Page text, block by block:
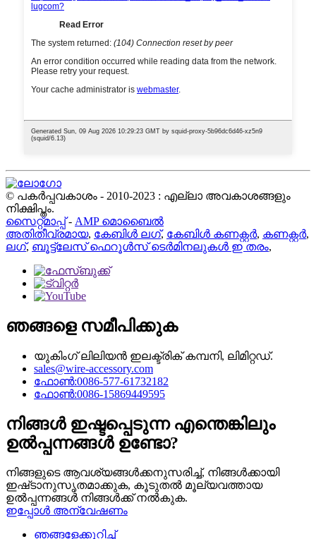
© പകർപ്പവകാശം - 2010-2023 : എല്ലാ അവകാശങ്ങളും
നിക്ഷിപ്തം.
സൈറ്റ്മാപ്പ്- AMP മൊബൈൽ
അതിതീവ്രമായ, കേബിൾ ലഗ്, കേബിൾ കണക്റ്റർ, കണക്റ്റർ,
ലഗ്, ബൂട്ട്ലേസ് ഫെറൂൾസ് ടെർമിനലുകൾ ഇ തരം,
ഞങ്ങളെ സമീപിക്കുക
യുകിംഗ് ലിലിയൻ ഇലക്ട്രിക് കമ്പനി, ലിമിറ്റഡ്.
sales@wire-accessory.com
ഫോൺ:0086-577-61732182
ഫോൺ:0086-15869449595
നിങ്ങൾ ഇഷ്ടപ്പെടുന്ന എന്തെങ്കിലും
ഉൽപ്പന്നങ്ങൾ ഉണ്ടോ?
നിങ്ങളുടെ ആവശ്യങ്ങൾക്കനുസരിച്ച്, നിങ്ങൾക്കായി
ഇഷ്‌ടാനുസൃതമാക്കുക, കൂടുതൽ മൂല്യവത്തായ
ഉൽപ്പന്നങ്ങൾ നിങ്ങൾക്ക് നൽകുക.
ഇപ്പോൾ അന്വേഷണം
ഞങ്ങളേക്കുറിച്ച്